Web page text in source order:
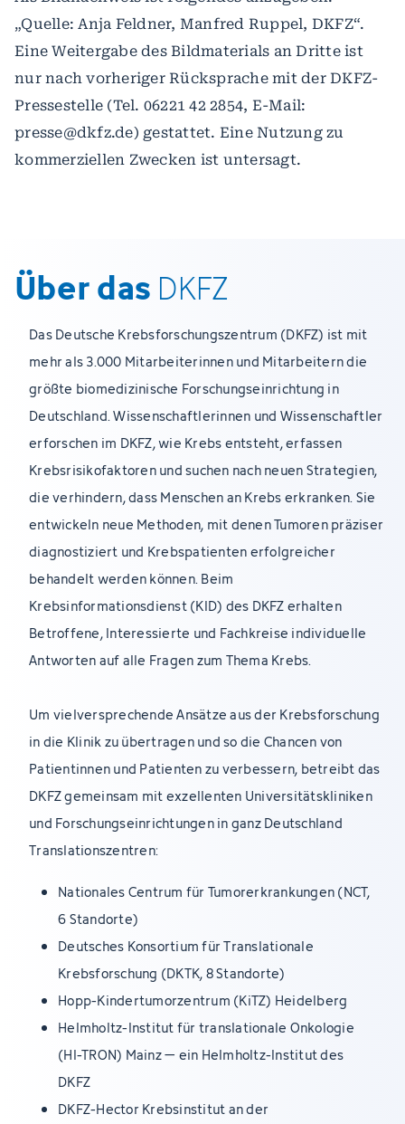
„Quelle: Anja Feldner, Manfred Ruppel, DKFZ“.
Eine Weitergabe des Bildmaterials an Dritte ist
nur nach vorheriger Rücksprache mit der DKFZ-
Pressestelle (Tel. 06221 42 2854, E-Mail:
presse@dkfz.de) gestattet. Eine Nutzung zu
kommerziellen Zwecken ist untersagt.
Über das DKFZ
Das Deutsche Krebsforschungszentrum (DKFZ) ist mit
mehr als 3.000 Mitarbeiterinnen und Mitarbeitern die
größte biomedizinische Forschungseinrichtung in
Deutschland. Wissenschaftlerinnen und Wissenschaftler
erforschen im DKFZ, wie Krebs entsteht, erfassen
Krebsrisikofaktoren und suchen nach neuen Strategien,
die verhindern, dass Menschen an Krebs erkranken. Sie
entwickeln neue Methoden, mit denen Tumoren präziser
diagnostiziert und Krebspatienten erfolgreicher
behandelt werden können. Beim
Krebsinformationsdienst (KID) des DKFZ erhalten
Betroffene, Interessierte und Fachkreise individuelle
Antworten auf alle Fragen zum Thema Krebs.
Um vielversprechende Ansätze aus der Krebsforschung
in die Klinik zu übertragen und so die Chancen von
Patientinnen und Patienten zu verbessern, betreibt das
DKFZ gemeinsam mit exzellenten Universitätskliniken
und Forschungseinrichtungen in ganz Deutschland
Translationszentren:
Nationales Centrum für Tumorerkrankungen (NCT,
6 Standorte)
Deutsches Konsortium für Translationale
Krebsforschung (DKTK, 8 Standorte)
Hopp-Kindertumorzentrum (KiTZ) Heidelberg
Helmholtz-Institut für translationale Onkologie
(HI-TRON) Mainz – ein Helmholtz-Institut des
DKFZ
DKFZ-Hector Krebsinstitut an der